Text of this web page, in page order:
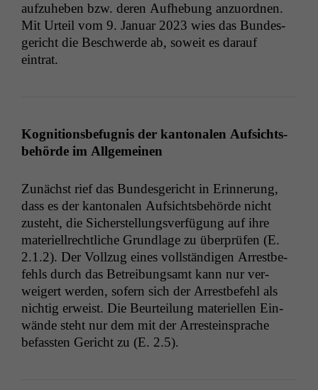
aufzuheben bzw. deren Aufhe­bung anzuord­nen.
Mit Urteil vom 9. Jan­u­ar 2023 wies das Bun­des­
gericht die Beschw­erde ab, soweit es darauf
eintrat.
Kog­ni­tions­befug­nis der kan­tonalen Auf­sichts­
be­hörde im Allgemeinen
Zunächst rief das Bun­des­gericht in Erin­nerung,
dass es der kan­tonalen Auf­sichts­be­hörde nicht
zuste­ht, die Sich­er­stel­lungsver­fü­gung auf ihre
materiell­rechtliche Grund­lage zu über­prüfen (E.
2.1.2). Der Vol­lzug eines voll­ständi­gen Arrest­be­
fehls durch das Betrei­bungsamt kann nur ver­
weigert wer­den, sofern sich der Arrest­be­fehl als
nichtig erweist. Die Beurteilung materiellen Ein­
wände ste­ht nur dem mit der Arrestein­sprache
befassten Gericht zu (E. 2.5).